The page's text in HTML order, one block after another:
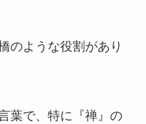
のような役割があり
葉で、特に『禅』の